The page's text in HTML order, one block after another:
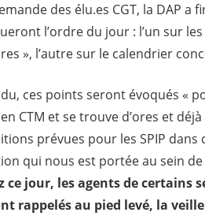
des élu.es CGT, la DAP
l’ordre du jour : l’un sur
», l’autre sur le calendrier
ces points seront évoqués «
CTM et se trouve d’ores et
prévues pour les SPIP dans
qui nous est portée au sein
ce jour, les agents de certains
rappelés au pied levé, la